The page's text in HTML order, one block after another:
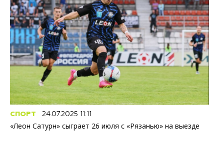
СПОРТ 24.07.2025 11:11
«Леон Сатурн» сыграет 26 июля с «Рязанью» на выезде